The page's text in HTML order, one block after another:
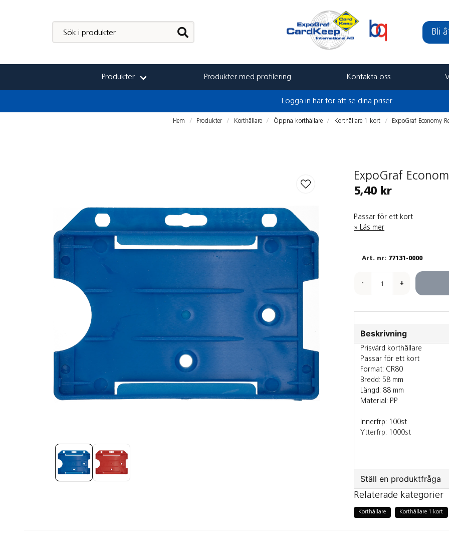
Bli
Produkter Produkter med profilering Kontakta oss
Logga in här för att se dina priser
Hem Produkter Korthållare Öppna korthållare Korthållare 1 kort ExpoGraf Economy
ExpoGraf
5,40 kr
Passar för ett kort
Läs mer
77131-0000
- +
Beskrivning
Prisvärd korthållare
Passar för ett kort
Format: CR80
Bredd: 58 mm
Längd: 88 mm
Material: PP
Innerfrp: 100st
Ytterfrp: 1000st
Ställ en produktfråga
Fråga oss något
Relaterade kategorier
Korthållare Korthållare 1 kort